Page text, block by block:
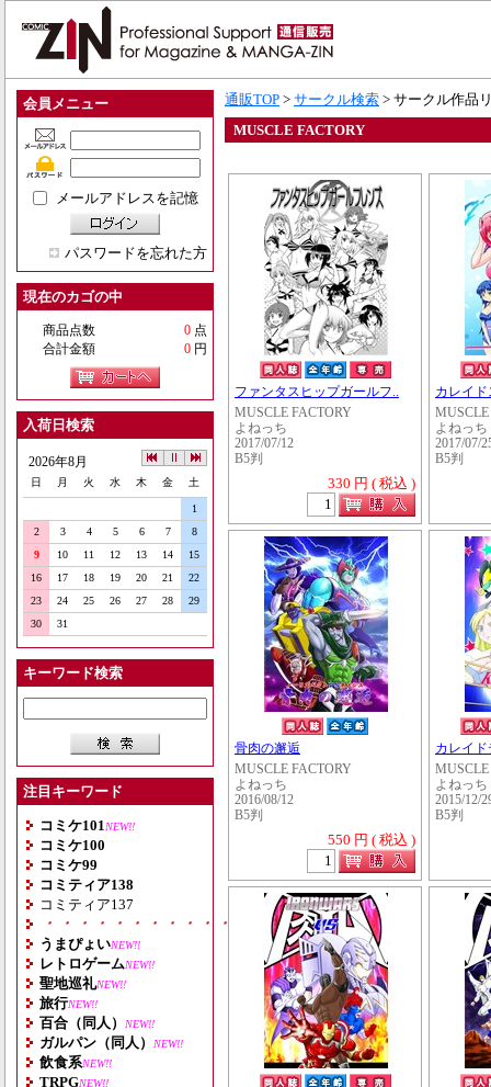
会員メニュー
メールアドレスを記憶
パスワードを忘れた方
現在のカゴの中
商品点数 0 点
合計金額
0 円
入荷日検索
2026年8月
日 月 火 水 木 金 土
1
2
3 4 5 6 7
8
9
10 11 12 13 14
15
16
17 18 19 20 21
22
23
24 25 26 27 28
29
30
31
キーワード検索
注目キーワード
コミケ101 NEW!!
コミケ100
コミケ99
コミティア138
コミティア137
・・・・・・・・・・・・・・・・・・・
うまぴょいNEW!!
レトロゲームNEW!!
聖地巡礼NEW!!
旅行NEW!!
百合（同人） NEW!!
ガルパン（同人） NEW!!
飲食系NEW!!
TRPGNEW!!
通販TOP > サークル検索 > サークル作品
MUSCLE FACTORY
ファンタスヒップガールフ..
MUSCLE FACTORY
よねっち
2017/07/12
B5判
330 円 ( 税込 )
カレイ
よねっち
2017/07/
B5判
骨肉の邂逅
MUSCLE FACTORY
よねっち
2016/08/12
B5判
550 円 ( 税込 )
カレイ
よねっち
2015/12/
B5判